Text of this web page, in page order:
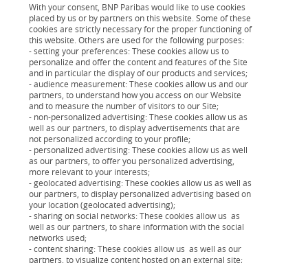
Voici les3 étapespour faire votre
demande de crédit
Votre projet en quelques clics
Grâce au simulateur, précisez votre demande de
prêt de 3000€ en indiquant la mensualité ou la
durée de remboursement souhaitée pour
découvrir notre offre de financement.
Votre demande de crédit en 8 min
Vous remplissez le formulaire avec les
informations requises, vous obtenez une
With your consent, BNP Paribas would like to use cookies
placed by us or by partners on this website. Some of these
cookies are strictly necessary for the proper functioning of
this website. Others are used for the following purposes:
- setting your preferences: These cookies allow us to
personalize and offer the content and features of the Site
and in particular the display of our products and services;
- audience measurement: These cookies allow us and our
partners, to understand how you access on our Website
and to measure the number of visitors to our Site;
- non-personalized advertising: These cookies allow us as
well as our partners, to display advertisements that are
not personalized according to your profile;
- personalized advertising: These cookies allow us as well
as our partners, to offer you personalized advertising,
more relevant to your interests;
- geolocated advertising: These cookies allow us as well as
our partners, to display personalized advertising based on
your location (geolocated advertising);
- sharing on social networks: These cookies allow us as
well as our partners, to share information with the social
networks used;
- content sharing: These cookies allow us as well as our
partners, to visualize content hosted on an external site;